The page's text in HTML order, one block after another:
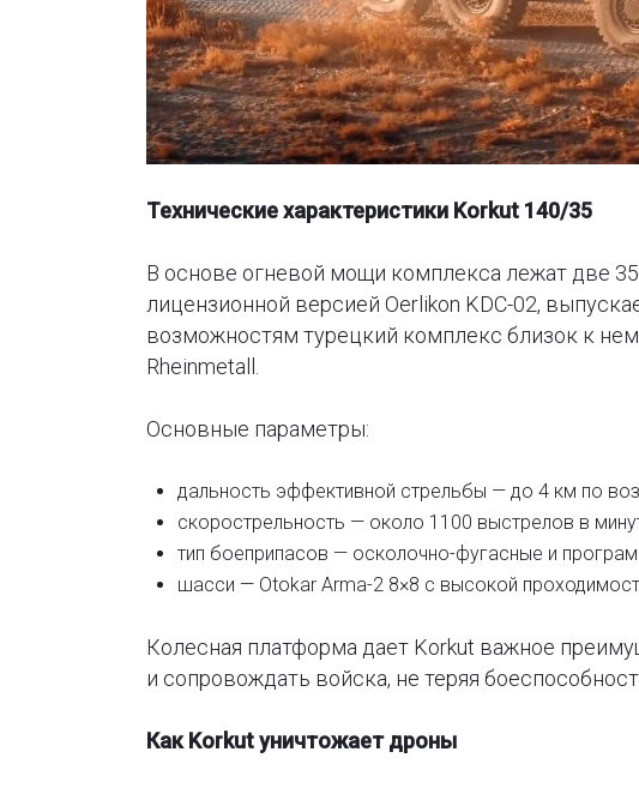
Технические характеристики Korkut 140/35
В основе огневой мощи комплекса лежат две
лицензионной версией Oerlikon KDC-02,
возможностям турецкий комплекс близок к
Rheinmetall.
Основные параметры:
дальность эффективной стрельбы — до 4 км по
скорострельность — около 1100 выстрелов в
тип боеприпасов — осколочно-фугасные и
шасси — Otokar Arma-2 8×8 с высокой
Колесная платформа дает Korkut важное
и сопровождать войска, не теряя
Как Korkut уничтожает дроны